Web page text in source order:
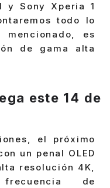
y Sony Xperia 1
todo lo
es
de gama alta
este 14 de
el próximo
un penal OLED
resolución 4K,
de